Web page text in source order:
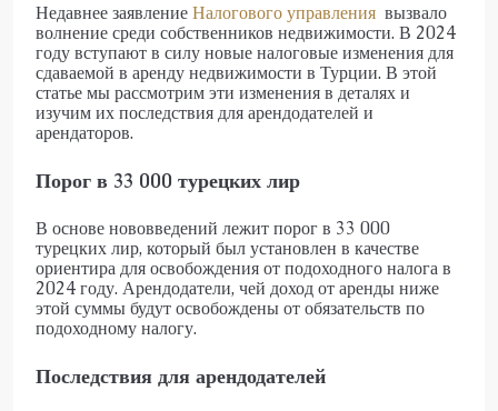
Недавнее заявлениеНалогового управления вызвало
волнение среди собственников недвижимости. В 2024
году вступают в силу новые налоговые изменения для
сдаваемой в аренду недвижимости в Турции. В этой
статье мы рассмотрим эти изменения в деталях и
изучим их последствия для арендодателей и
арендаторов.
Порог в 33 000 турецких лир
В основе нововведений лежит порог в 33 000
турецких лир, который был установлен в качестве
ориентира для освобождения от подоходного налога в
2024 году. Арендодатели, чей доход от аренды ниже
этой суммы будут освобождены от обязательств по
подоходному налогу.
Последствия для арендодателей